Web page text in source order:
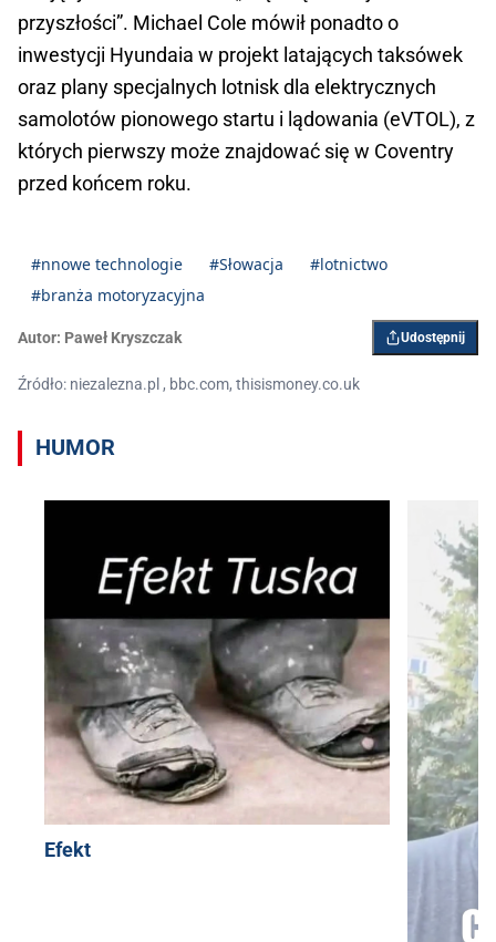
przyszłości”. Michael Cole mówił ponadto o
inwestycji Hyundaia w projekt latających taksówek
oraz plany specjalnych lotnisk dla elektrycznych
samolotów pionowego startu i lądowania (eVTOL), z
których pierwszy może znajdować się w Coventry
przed końcem roku.
#nnowe technologie #Słowacja
#lotnictwo
#branża motoryzacyjna
Autor: Paweł Kryszczak Udostępnij
Źródło: niezalezna.pl , bbc.com, thisismoney.co.uk
HUMOR
Efekt